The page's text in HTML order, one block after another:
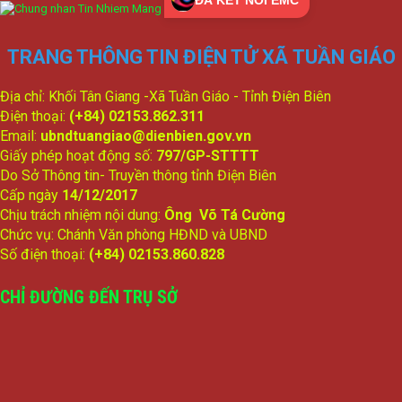
2026 - 2031
1704/TTr-UBND
(2) Đề nghị phê duyệt Kế hoạch phát triển sự nghiệp Giáo dục
và Đào tạo năm học 2026-2027
lượt xem: 123 | lượt tải:82
349/BC-UBND
(2) Báo cáo công tác tiếp công dân giải quyết khiếu nại, tố cáo
và phòng chống tham nhũng, tiêu cực 6 tháng đầu năm
2026; phương hướng, nhiệm vụ 6 tháng cuối năm 2026
lượt xem: 200 | lượt tải:128
342/BC-UBND
(1) Về tình hình thực hiện Kế hoạch phát triển kinh tế-xã hội,
vụ, giải pháp trọng tâm 6 tháng cuối năm 2026
lượt xem: 141 | lượt tải:118
TRANG THÔNG TIN ĐIỆN TỬ XÃ TUẦN GIÁO
Địa chỉ: Khối Tân Giang -Xã Tuần Giáo - Tỉnh Điện Biên
Điện thoại: (+84) 02153.862.311
Email: ubndtuangiao@dienbien.gov.vn
Giấy phép hoạt động số: 797/GP-STTTT
Do Sở Thông tin- Truyền thông tỉnh Điện Biên
Cấp ngày 14/12/2017
Chịu trách nhiệm nội dung: Ông Võ Tá Cường
Chức vụ: Chánh Văn phòng HĐND và UBND
Số điện thoại: (+84) 02153.860.828
CHỈ ĐƯỜNG ĐẾN TRỤ SỞ